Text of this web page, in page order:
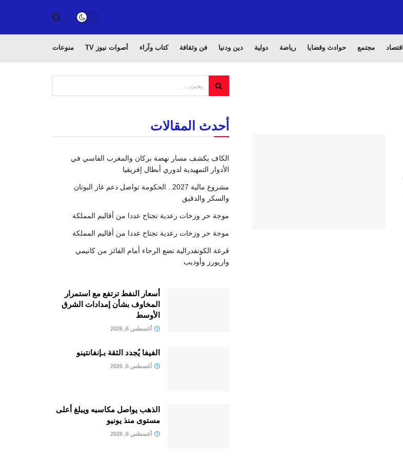
اقتصاد مجتمع حوادث وقضايا رياضة دولية دين ودنيا فن وثقافة كتاب وآراء أصوات نيوز TV منوعات
أحدث المقالات
الكاف يكشف مسار نهضة بركان والمغرب الفاسي في
الأدوار التمهيدية لدوري أبطال إفريقيا
مشروع مالية 2027.. الحكومة تواصل دعم غاز البوتان
والسكر والدقيق
موجة حر وزخات رعدية تجتاح عددا من أقاليم المملكة
موجة حر وزخات رعدية تجتاح عددا من أقاليم المملكة
قرعة الكونفدرالية تضع الرجاء أمام الفائز من كانيمي
واريورز وأوديب
أسعار النفط ترتفع مع استمرار
المخاوف بشأن إمدادات الشرق
الأوسط
أغسطس 6, 2026
الفيفا يُجدد الثقة بـإنفانتينو
أغسطس 6, 2026
الذهب يواصل مكاسبه ويبلغ أعلى
مستوى منذ يونيو
أغسطس 6, 2026